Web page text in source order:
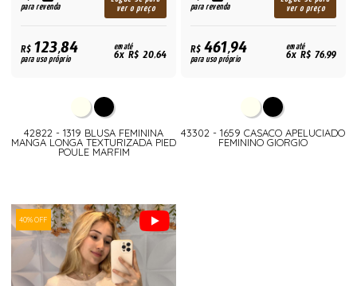
para revenda
ver o preço
R$123,84
para uso próprio
em até
6x R$ 20,64
42822 - 1319 BLUSA FEMININA
MANGA LONGA TEXTURIZADA PIED
POULE MARFIM
para revenda
ver o preço
R$461,94
para uso próprio
em até
6x R$ 76,99
43302 - 1659 CASACO APELUCIADO
FEMININO GIORGIO
40% OFF